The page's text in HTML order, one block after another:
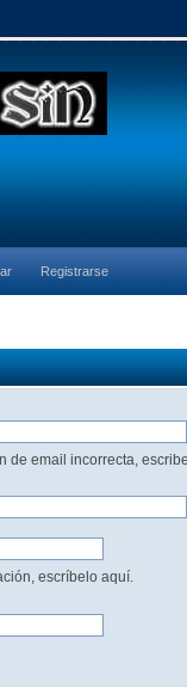
Registrarse
de email incorrecta,
escríbelo aquí.